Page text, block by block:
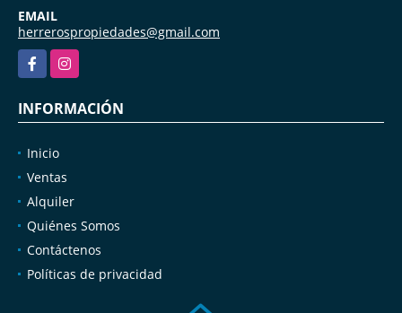
EMAIL
herrerospropiedades@gmail.com
FacebookInstagram
INFORMACIÓN
Inicio
Ventas
Alquiler
Quiénes Somos
Contáctenos
Políticas de privacidad